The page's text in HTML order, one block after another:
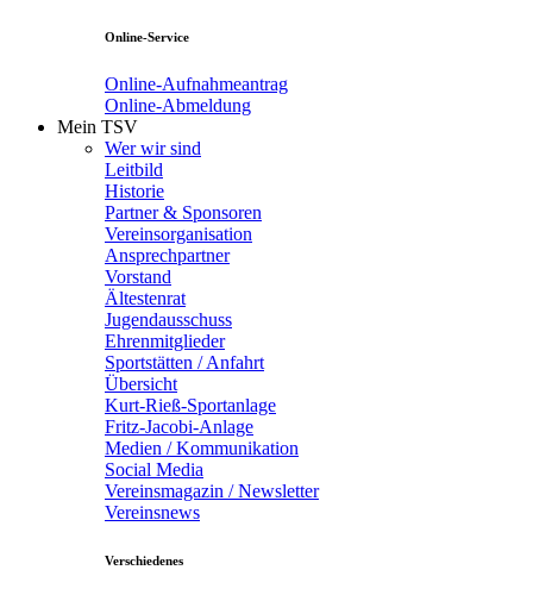
Online-Service
Online-Aufnahmeantrag
Online-Abmeldung
Mein TSV
Wer wir sind
Leitbild
Historie
Partner & Sponsoren
Vereinsorganisation
Ansprechpartner
Vorstand
Ältestenrat
Jugendausschuss
Ehrenmitglieder
Sportstätten / Anfahrt
Übersicht
Kurt-Rieß-Sportanlage
Fritz-Jacobi-Anlage
Medien / Kommunikation
Social Media
Vereinsmagazin / Newsletter
Vereinsnews
Verschiedenes